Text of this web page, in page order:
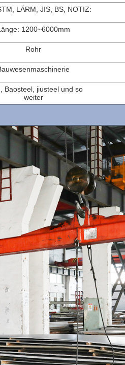
LÄRM, JIS, BS, NOTIZ:
1200~6000mm
Rohr
Baosteel, jiusteel und so
weiter